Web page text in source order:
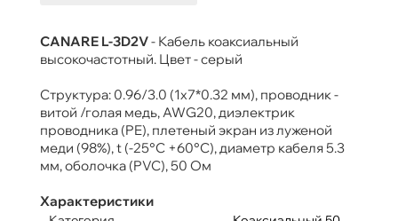
CANARE L-3D2V- Кабель коаксиальный
высокочастотный. Цвет - серый
Структура: 0.96/3.0 (1х7*0.32 мм), проводник -
витой /голая медь, AWG20, диэлектрик
проводника (PE), плетеный экран из луженой
меди (98%), t (-25°C +60°C), диаметр кабеля 5.3
мм, оболочка (PVC), 50 Ом
Характеристики